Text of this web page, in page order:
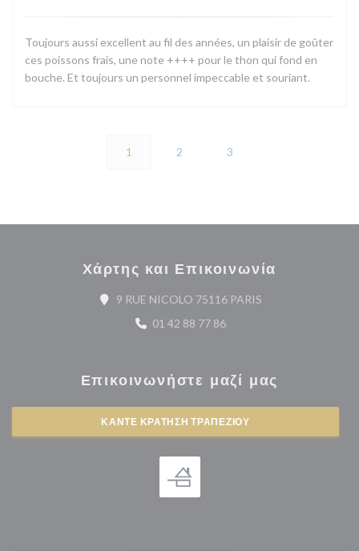
Toujours aussi excellent au fil des années, un plaisir de goûter
ces poissons frais, une note ++++ pour le thon qui fond en
bouche. Et toujours un personnel impeccable et souriant.
1 2 3
Χάρτης και Επικοινωνία
9 RUE NICOLO 75116 PARIS((ανοίγει σε νέο
01 42 88 77 86
Επικοινωνήστε μαζί μας
ΚΆΝΤΕ ΚΡΆΤΗΣΗ ΤΡΑΠΕΖΙΟΎ